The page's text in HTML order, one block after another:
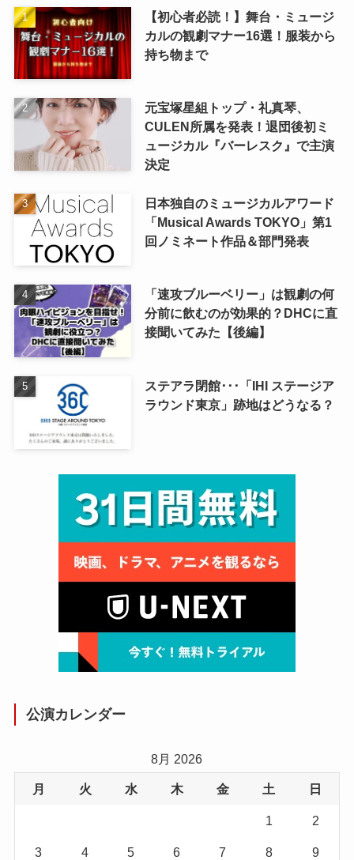
【初心者必読！】舞台・ミュージ
カルの観劇マナー16選！服装から
持ち物まで
元宝塚星組トップ・礼真琴、
CULEN所属を発表！退団後初ミ
ュージカル『バーレスク』で主演
決定
日本独自のミュージカルアワード
「Musical Awards TOKYO」第1
回ノミネート作品＆部門発表
「速攻ブルーベリー」は観劇の何
分前に飲むのが効果的？DHCに直
接聞いてみた【後編】
ステアラ閉館･･･「IHI ステージア
ラウンド東京」跡地はどうなる？
公演カレンダー
8月 2026
月 火 水 木 金 土 日
1 2
3 4 5 6 7 8 9